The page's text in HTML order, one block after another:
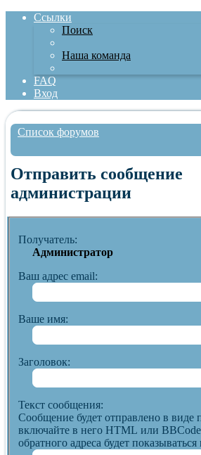
Ссылки
Поиск
Наша команда
FAQ
Вход
Список форумов
Отправить сообщение
администрации
Получатель:
Администратор
Ваш адрес email:
Ваше имя:
Заголовок:
Текст сообщения:
Сообщение будет отправлено в виде
включайте в него HTML или
обратного адреса будет